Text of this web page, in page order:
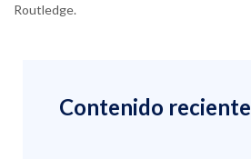
Routledge.
Contenido reciente